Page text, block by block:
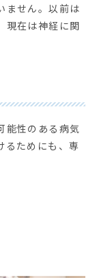
ません。以前は
現在は神経に関
能性のある病気
るためにも、専